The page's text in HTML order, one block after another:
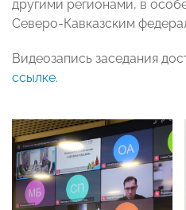
другими регионами, в
Северо-Кавказским
Видеозапись заседания
ссылке.